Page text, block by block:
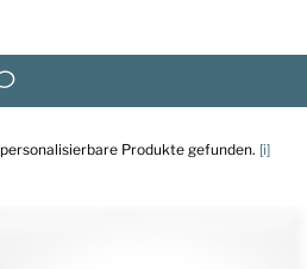
personalisierbare Produkte gefunden. [i]